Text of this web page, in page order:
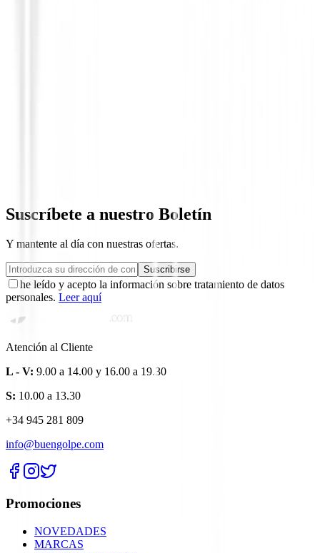
Suscríbete a nuestro Boletín
Y mantente al día con nuestras ofertas.
Suscribirse
he leído y acepto la información sobre tratamiento de datos
personales. Leer aquí
Atención al Cliente
L - V: 9.00 a 14.00 y 16.00 a 19.30
S: 10.00 a 13.30
+34 945 281 809
info@buengolpe.com
Promociones
NOVEDADES
MARCAS